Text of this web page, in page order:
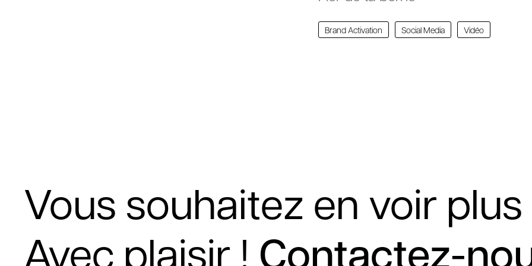
Brand Activation Social Media Vidéo
Vous souhaitez en voir plus
Avec plaisir ! Contactez-